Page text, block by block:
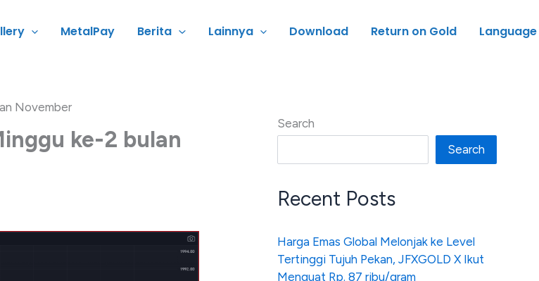
MetalPay Berita Lainnya Download Return on Gold Language
November
ke-2 bulan
Search
Search
Recent Posts
Harga Emas Global Melonjak ke Level
Tertinggi Tujuh Pekan, JFXGOLD X Ikut
Menguat Rp. 87 ribu/gram